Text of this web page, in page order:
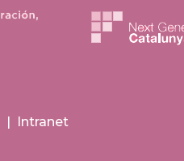
| Intranet